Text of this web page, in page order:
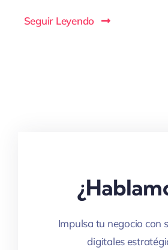
Seguir Leyendo
Impulsa tu negocio con
digitales